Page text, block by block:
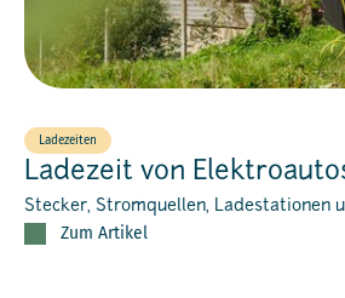
Ladezeiten
Ladezeit von
Stecker, Stromquellen, Ladestationen
Zum Artikel